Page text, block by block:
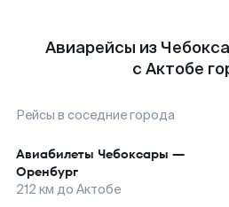
Авиарейсы из
с Актобе
Рейсы в соседние города
Авиабилеты Чебоксары —
Оренбург
212 км до Актобе